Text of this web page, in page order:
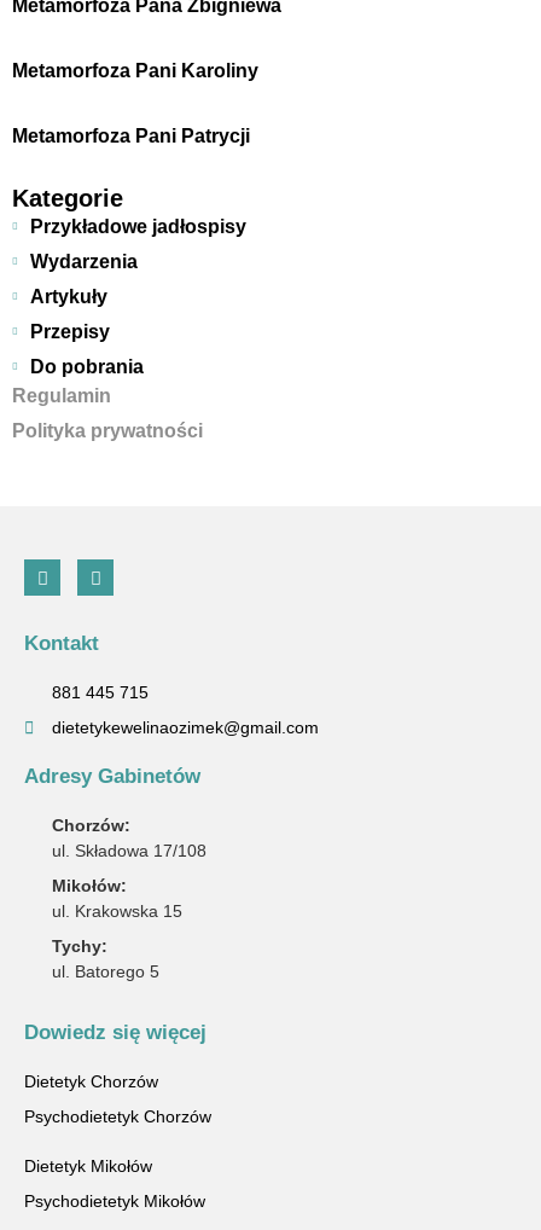
Metamorfoza Pana Zbigniewa
Metamorfoza Pani Karoliny
Metamorfoza Pani Patrycji
Kategorie
Przykładowe jadłospisy
Wydarzenia
Artykuły
Przepisy
Do pobrania
Regulamin
Polityka prywatności
Kontakt
881 445 715
dietetykewelinaozimek@gmail.com
Adresy Gabinetów
Chorzów:
ul. Składowa 17/108
Mikołów:
ul. Krakowska 15
Tychy:
ul. Batorego 5
Dowiedz się więcej
Dietetyk Chorzów
Psychodietetyk Chorzów
Dietetyk Mikołów
Psychodietetyk Mikołów